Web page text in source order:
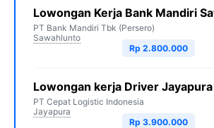
Lowongan Kerja Bank Mandiri
PT Bank Mandiri Tbk (Persero)
Sawahlunto
Rp 2.800.000
Lowongan kerja Driver Jayapura
PT Cepat Logistic Indonesia
Jayapura
Rp 3.900.000